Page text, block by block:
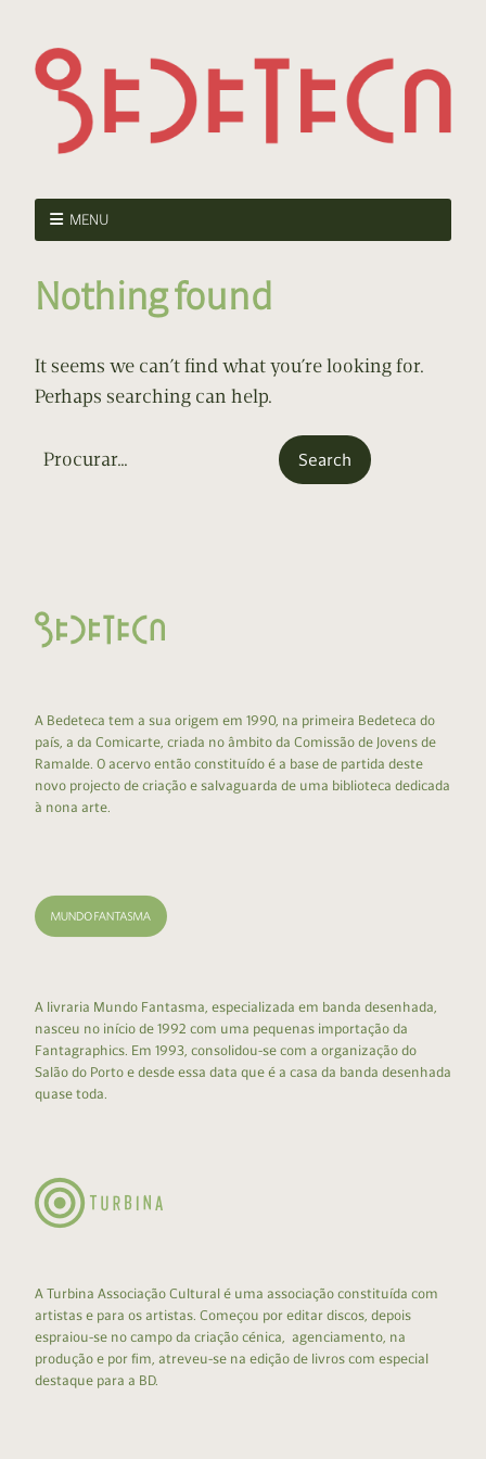
MENU
Nothing found
It seems we can’t find what you’re looking for.
Perhaps searching can help.
A Bedeteca tem a sua origem em 1990, na primeira Bedeteca do
país, a da Comicarte, criada no âmbito da Comissão de Jovens de
Ramalde. O acervo então constituído é a base de partida deste
novo projecto de criação e salvaguarda de uma biblioteca dedicada
à nona arte.
A livraria Mundo Fantasma, especializada em banda desenhada,
nasceu no início de 1992 com uma pequenas importação da
Fantagraphics. Em 1993, consolidou-se com a organização do
Salão do Porto e desde essa data que é a casa da banda desenhada
quase toda.
A Turbina Associação Cultural é uma associação constituída com
artistas e para os artistas. Começou por editar discos, depois
espraiou-se no campo da criação cénica, agenciamento, na
produção e por fim, atreveu-se na edição de livros com especial
destaque para a BD.